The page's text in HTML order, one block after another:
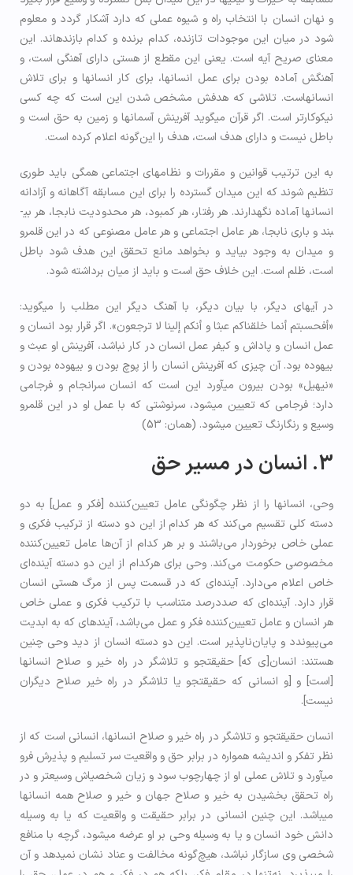
و نهان انسان با انتخاب راه و شیوه عملی که دارد آشکار گردد و معلوم
شود در میان این موجودات تازنده، کدام برنده و کدام بازنده­اند. این
معنای صریح آیه است. یعنی این مقطع از هستی دارای آهنگی است، و
آهنگش آماده بودن برای عمل انسان­ها، برای کار انسان­ها و برای تلاش
انسان­هاست. تلاشی که هدفش مشخص شدن این است که چه کسی
نیکوکارتر است. اگر قرآن می­گوید آفرینش آسمان­ها و زمین به حق است و
باطل نیست و دارای هدف است، هدف را این‌گونه اعلام کرده است.
به این ترتیب قوانین و مقررات و نظام­های اجتماعی همگی باید طوری
تنظیم شوند که این میدان گسترده را برای این مسابقه آگاهانه و آزادانه
انسان­ها آماده نگهدارند. هر رفتار، هر کمبود، هر محدودیت نابجا، هر بی­
بند و باری نابجا، هر عامل اجتماعی و هر عامل مصنوعی که در این قلمرو
و میدان به وجود بیاید و بخواهد مانع تحقق این هدف شود باطل
است، ظلم است. این خلاف حق است و باید از میان برداشته شود.
در آیه­ای دیگر، با بیان دیگر، با آهنگ دیگر این مطلب را می­گوید:
«أفحسبتم أنما خلقناكم عبثا و أنكم إلينا لا ترجعون». اگر قرار بود انسان و
عمل انسان و پاداش و کیفر عمل انسان در کار نباشد، آفرینش او عبث و
بیهوده بود. آن چیزی که آفرینش انسان را از پوچ بودن و بیهوده بودن و
«نیهیل» بودن بیرون می­آورد این است که انسان سرانجام و فرجامی
دارد؛ فرجامی که تعیین می­شود، سرنوشتی که با عمل او در این قلمرو
وسیع و رنگارنگ تعیین می­شود. (همان: 53)
3. انسان در مسیر حق
وحی، انسان­ها را از نظر چگونگی عامل تعیین‌کننده [فکر و عمل] به دو
دسته کلی تقسیم می‌کند که هر کدام از این دو دسته از ترکیب فکری و
عملی خاص برخوردار می‌باشند و بر هر کدام از آن‌ها عامل تعیین‌کننده
مخصوصی حکومت می‌کند. وحی برای هرکدام از این دو دسته آینده‌ای
خاص اعلام می‌دارد. آینده‌ای که در قسمت پس از مرگ هستی انسان
قرار دارد. آینده‌ای که صددرصد متناسب با ترکیب فکری و عملی خاص
هر انسان و عامل تعیین‌کننده فکر و عمل می‌باشد، آینده­ای که به ابدیت
می‌پیوندد و پایان‌ناپذیر است. این دو دسته انسان از دید وحی چنین
هستند: انسان[ی که] حقیقت­جو و تلاشگر در راه خیر و صلاح انسان­ها
[است] و [و انسانی که حقیقت­جو یا تلاشگر در راه خیر صلاح دیگران
نیست].
انسان حقیقت­جو و تلاش­گر در راه خیر و صلاح انسان­ها، انسانی است که از
نظر تفکر و اندیشه همواره در برابر حق و واقعیت سر تسلیم و پذیرش فرو
می­آورد و تلاش عملی او از چهارچوب سود و زیان شخصی­اش وسیع­تر و در
راه تحقق بخشیدن به خیر و صلاح جهان و خیر و صلاح همه انسان­ها
می­باشد. این چنین انسانی در برابر حقیقت و واقعیت که یا به وسیله
دانش خود انسان و یا به وسیله وحی بر او عرضه می­شود، گرچه با منافع
شخصی وی سازگار نباشد، هیچ‌گونه مخالفت و عناد نشان نمی­دهد و آن